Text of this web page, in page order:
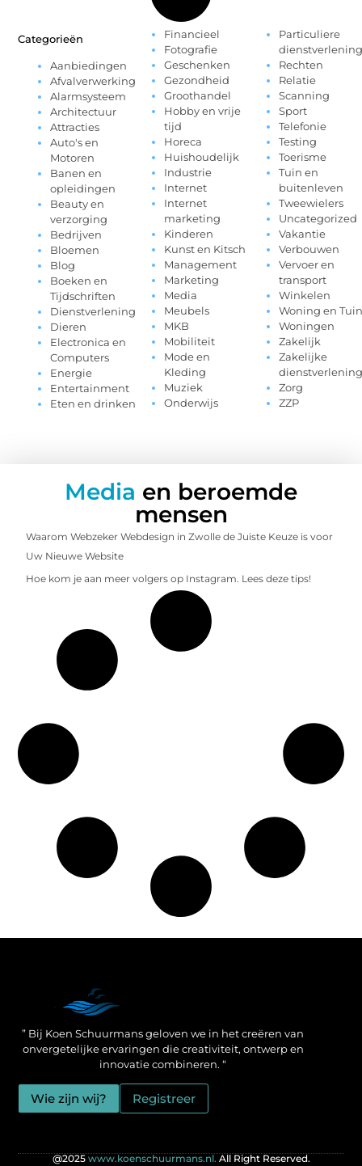
Categorieën
Aanbiedingen
Afvalverwerking
Alarmsysteem
Architectuur
Attracties
Auto's en
Motoren
Banen en
opleidingen
Beauty en
verzorging
Bedrijven
Bloemen
Blog
Boeken en
Tijdschriften
Dienstverlening
Dieren
Electronica en
Computers
Energie
Entertainment
Eten en drinken
Financieel
Fotografie
Geschenken
Gezondheid
Groothandel
Hobby en vrije
tijd
Horeca
Huishoudelijk
Industrie
Internet
Internet
marketing
Kinderen
Kunst en Kitsch
Management
Marketing
Media
Meubels
MKB
Mobiliteit
Mode en
Kleding
Muziek
Onderwijs
Particuliere
dienstverlening
Rechten
Relatie
Scanning
Sport
Telefonie
Testing
Toerisme
Tuin en
buitenleven
Tweewielers
Uncategorized
Vakantie
Verbouwen
Vervoer en
transport
Winkelen
Woning en Tuin
Woningen
Zakelijk
Zakelijke
dienstverlening
Zorg
ZZP
Media en beroemde
mensen
Waarom Webzeker Webdesign in Zwolle de Juiste Keuze is voor
Uw Nieuwe Website
Hoe kom je aan meer volgers op Instagram. Lees deze tips!
” Bij Koen Schuurmans geloven we in het creëren van
onvergetelijke ervaringen die creativiteit, ontwerp en
innovatie combineren. “
Wie zijn wij? Registreer
@2025www.koenschuurmans.nl.All Right Reserved.